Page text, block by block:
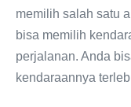
memilih salah satu
bisa memilih
perjalanan. Anda
kendaraannya